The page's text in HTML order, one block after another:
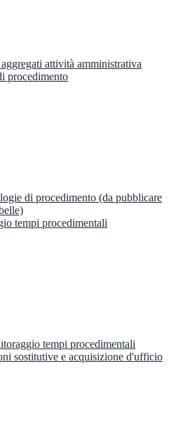
attività amministrativa
procedimento
di procedimento (da pubblicare
tempi procedimentali
tempi procedimentali
sostitutive e acquisizione d'ufficio